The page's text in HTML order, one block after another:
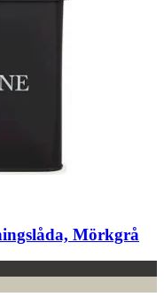
Mörkgrå